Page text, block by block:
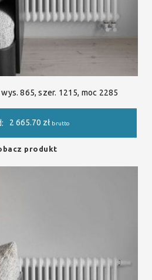
865, szer. 1215, moc 2285
2 665.70 zł brutto
produkt